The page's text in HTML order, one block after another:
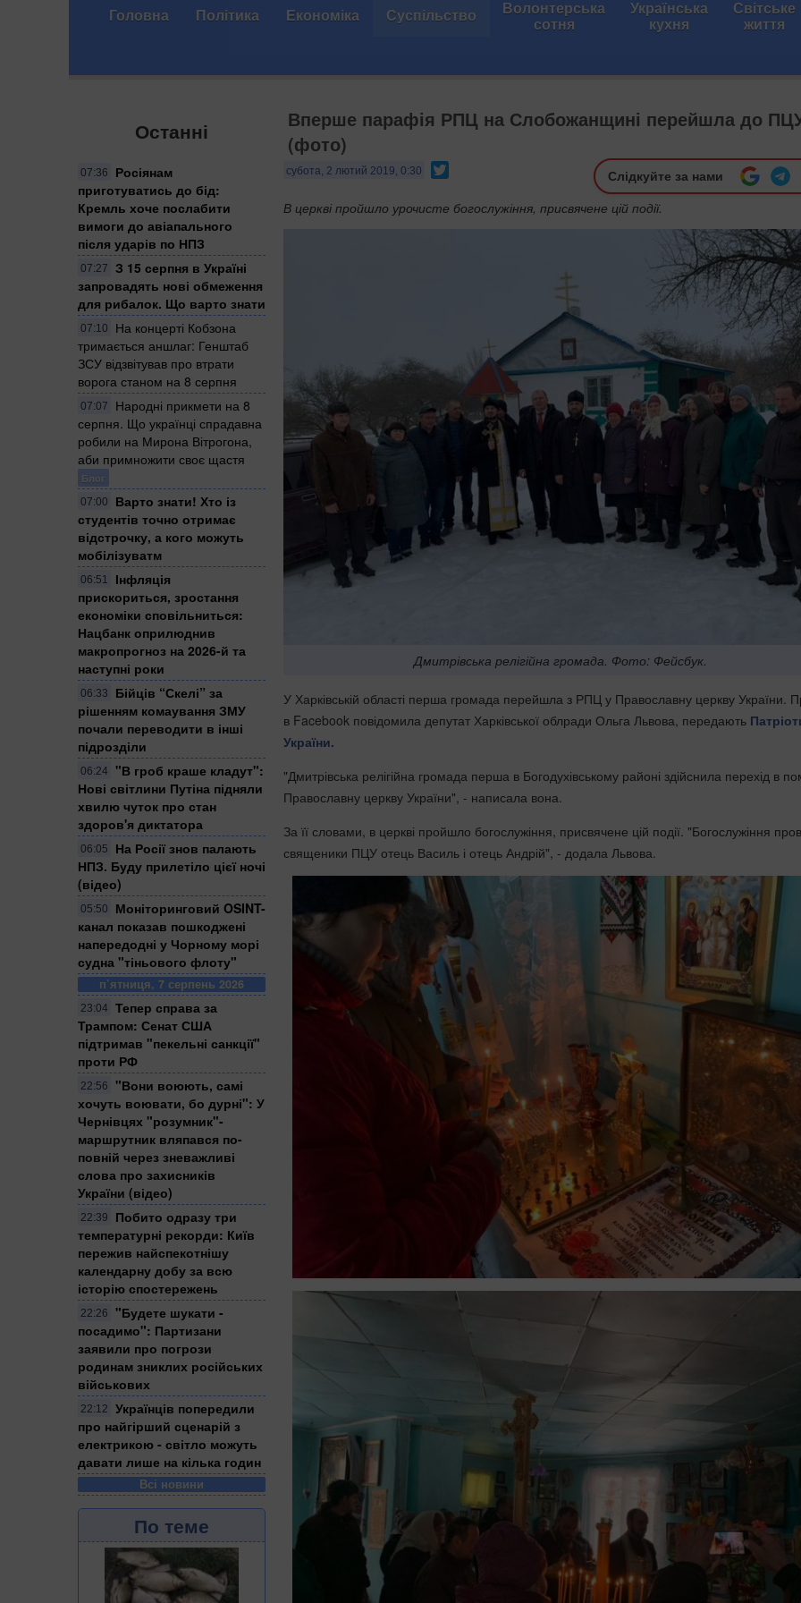
Головна Політика Економіка Суспільство Волонтерська
сотня
Українська
кухня
Світське
життя
Останні
07:36
Росіянам
приготуватись до бід:
Кремль хоче послабити
вимоги до авіапального
після ударів по НПЗ
07:27
З 15 серпня в Україні
запровадять нові обмеження
для рибалок. Що варто знати
07:10
На концерті Кобзона
тримається аншлаг: Генштаб
ЗСУ відзвітував про втрати
ворога станом на 8 серпня
07:07
Народні прикмети на 8
серпня. Що українці спрадавна
робили на Мирона Вітрогона,
аби примножити своє щастя
Блог
07:00
Варто знати! Хто із
студентів точно отримає
відстрочку, а кого можуть
мобілізуватм
06:51
Інфляція
прискориться, зростання
економіки сповільниться:
Нацбанк оприлюднив
макропрогноз на 2026-й та
наступні роки
06:33
Бійців “Скелі” за
рішенням комаування ЗМУ
почали переводити в інші
підрозділи
06:24
"В гроб краше кладут":
Нові світлини Путіна підняли
хвилю чуток про стан
здоров'я диктатора
06:05
На Росії знов палають
НПЗ. Буду прилетіло цієї ночі
(відео)
05:50
Моніторинговий OSINT-
канал показав пошкоджені
напередодні у Чорному морі
судна "тіньового флоту"
п’ятниця, 7 серпень 2026
23:04
Тепер справа за
Трампом: Сенат США
підтримав "пекельні санкції"
проти РФ
22:56
​"Вони воюють, самі
хочуть воювати, бо дурні": У
Чернівцях "розумник"-
маршрутник вляпався по-
повній через зневажливі
слова про захисників
України (відео)
22:39
Побито одразу три
температурні рекорди: Київ
пережив найспекотнішу
календарну добу за всю
історію спостережень
22:26
"Будете шукати -
посадимо": Партизани
заявили про погрози
родинам зниклих російських
військових
22:12
Українців попередили
про найгірший сценарій з
електрикою - світло можуть
давати лише на кілька годин
Всі новини
По теме
Вперше парафія РПЦ на Слобожанщині перейшла до
(фото)
субота, 2 лютий 2019, 0:30 Слідкуйте за нами
В церкві пройшло урочисте богослужіння, присвячене цій події.
Дмитрівська релігійна громада. Фото: Фейсбук.
У Харківській області перша громада перейшла з РПЦ у Православну церкву України.
в Facebook повідомила депутат Харківської облради Ольга Львова, передають
України.
"Дмитрівська релігійна громада перша в Богодухівському районі здійснила перехід в
Православну церкву України", - написала вона.
За її словами, в церкві пройшло богослужіння, присвячене цій події. "Богослужіння
священики ПЦУ отець Василь і отець Андрій", - додала Львова.